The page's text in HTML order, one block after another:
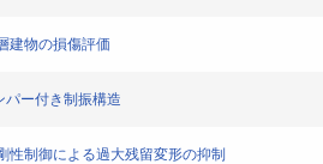
建物の損傷評価
パー付き制振構造
性制御による過大残留変形の抑制